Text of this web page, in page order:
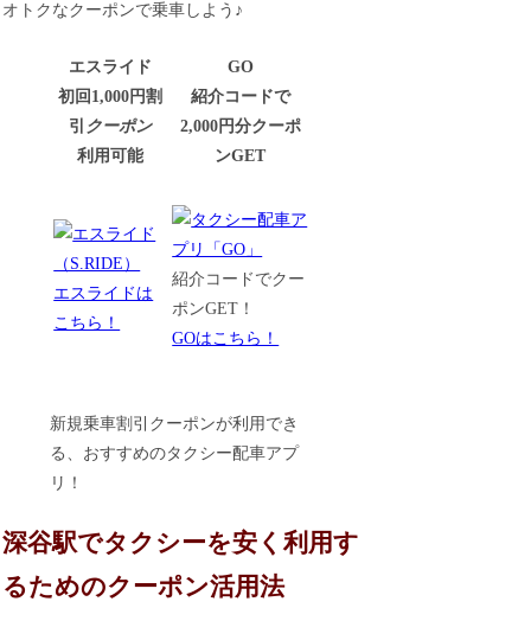
オトクなクーポンで乗車しよう♪
エスライド
初回1,000円割
引 クーポン
利用可能
GO
紹介コードで
2,000円分クーポ
ンGET
エスライドは
こちら！
紹介コードでクー
ポンGET！
GOはこちら！
新規乗車割引クーポンが利用でき
る、おすすめのタクシー配車アプ
リ！
深谷駅でタクシーを安く利用す
るためのクーポン活用法